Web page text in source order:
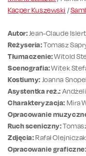
Kacper Kuszewski /
Autor: Jean-Claude Islert
Reżyseria:Tomasz
Tłumaczenie:Witold
Scenografia:Witek
Kostiumy: Joanna
Asystentka reż.:
Charakteryzacja: Mira
Opracowanie
Ruch sceniczny:
Zdjęcia:Rafał Olejniczak
Opracowanie graficzne: